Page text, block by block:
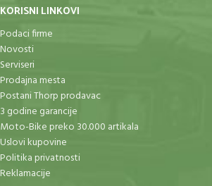
KORISNI LINKOVI
Podaci firme
Novosti
Serviseri
Prodajna mesta
Postani Thorp prodavac
3 godine garancije
Moto-Bike preko 30.000 artikala
Uslovi kupovine
Politika privatnosti
Reklamacije